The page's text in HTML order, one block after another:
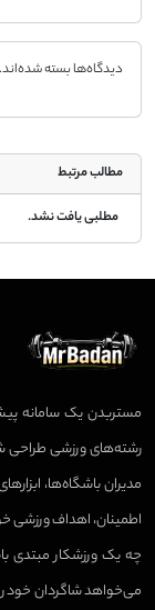
دیدگاه‌ها بسته شده‌اند.
مطالب مرتبط
مطلبی یافت نشد.
مستربدن یک سامانه
رشته‌های ورزشی طراحی
مدیران باشگاه‌ها،
اطمینان، اهداف ورزشی
چه یک ورزشکار مبتدی
می‌خواهد شاگردان خود